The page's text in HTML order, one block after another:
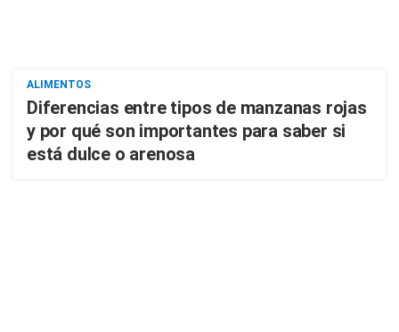
ALIMENTOS
Diferencias entre tipos de manzanas rojas
y por qué son importantes para saber si
está dulce o arenosa